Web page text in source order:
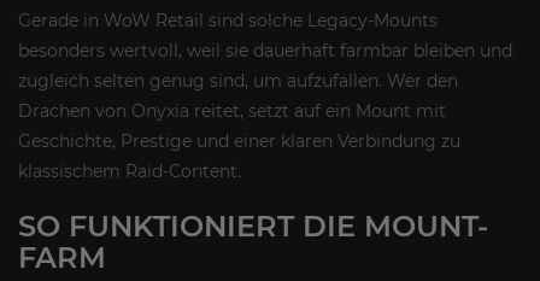
Gerade in WoW Retail sind solche Legacy-Mounts
besonders wertvoll, weil sie dauerhaft farmbar bleiben und
zugleich selten genug sind, um aufzufallen. Wer den
Drachen von Onyxia reitet, setzt auf ein Mount mit
Geschichte, Prestige und einer klaren Verbindung zu
klassischem Raid-Content.
SO FUNKTIONIERT DIE MOUNT-
FARM